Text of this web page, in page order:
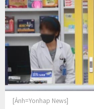
[Ảnh=Yonhap News]